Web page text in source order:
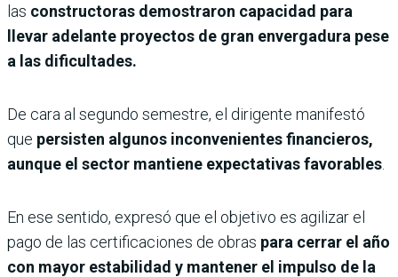
las constructoras demostraron capacidad para
llevar adelante proyectos de gran envergadura pese
a las dificultades.
De cara al segundo semestre, el dirigente manifestó
que persisten algunos inconvenientes financieros,
aunque el sector mantiene expectativas favorables
En ese sentido, expresó que el objetivo es agilizar el
pago de las certificaciones de obras para cerrar el año
con mayor estabilidad y mantener el impulso de la